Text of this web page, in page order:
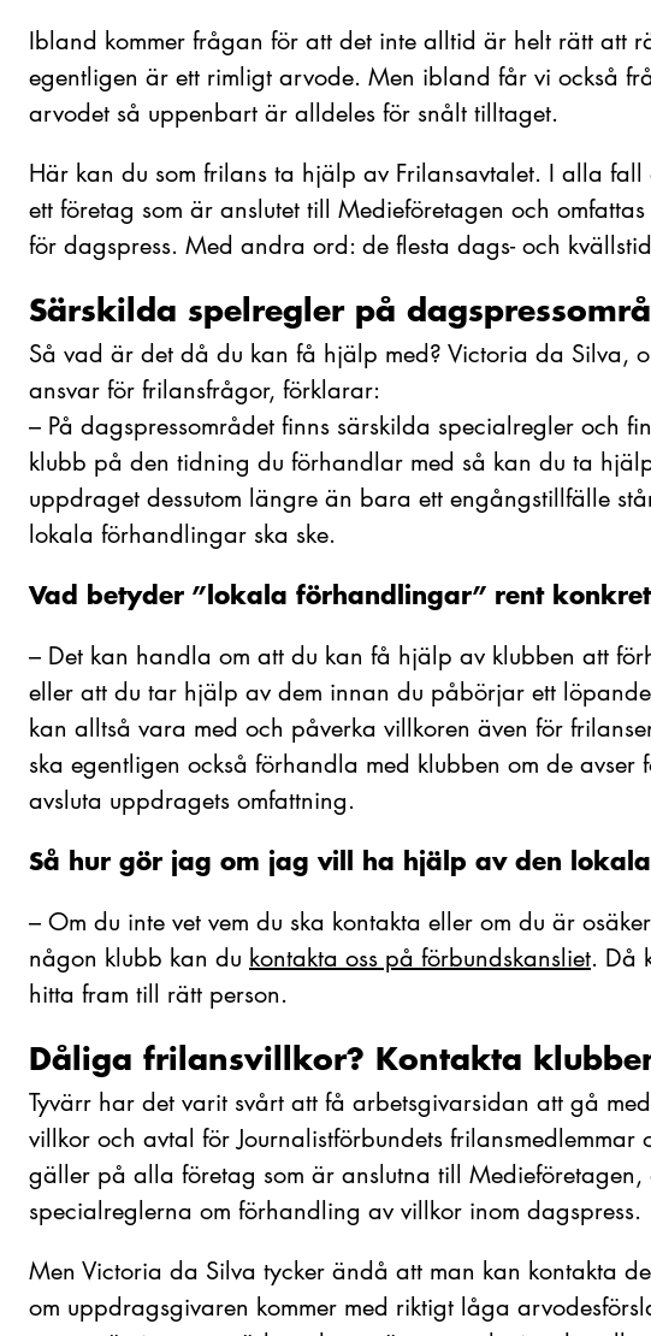
Ibland kommer frågan för att det inte alltid är helt rätt att
egentligen är ett rimligt arvode. Men ibland får vi också
arvodet så uppenbart är alldeles för snålt tilltaget.
Här kan du som frilans ta hjälp av Frilansavtalet. I alla
ett företag som är anslutet till Medieföretagen och
för dagspress. Med andra ord: de flesta dags- och
Särskilda spelregler på
Så vad är det då du kan få hjälp med? Victoria da Silva,
ansvar för frilansfrågor, förklarar:
– På dagspressområdet finns särskilda specialregler och
klubb på den tidning du förhandlar med så kan du ta
uppdraget dessutom längre än bara ett engångstillfälle
lokala förhandlingar ska ske.
Vad betyder ”lokala förhandlingar” rent
– Det kan handla om att du kan få hjälp av klubben att
eller att du tar hjälp av dem innan du påbörjar ett
kan alltså vara med och påverka villkoren även för
ska egentligen också förhandla med klubben om de avser
avsluta uppdragets omfattning.
Så hur gör jag om jag vill ha hjälp av den
– Om du inte vet vem du ska kontakta eller om du är
någon klubb kan du kontakta oss på förbundskansliet. Då
hitta fram till rätt person.
Dåliga frilansvillkor? Kontakta
Tyvärr har det varit svårt att få arbetsgivarsidan att gå
villkor och avtal för Journalistförbundets frilansmedlemmar
gäller på alla företag som är anslutna till
specialreglerna om förhandling av villkor inom dagspress.
Men Victoria da Silva tycker ändå att man kan kontakta
om uppdragsgivaren kommer med riktigt låga